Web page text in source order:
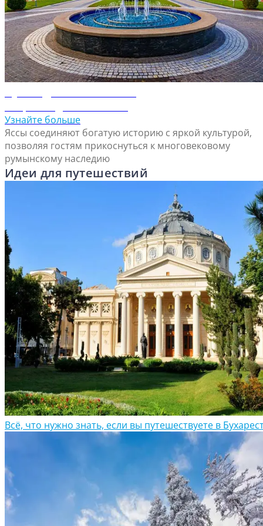
Узнайте больше
Яссы соединяют богатую историю с яркой культурой,
позволяя гостям прикоснуться к многовековому
румынскому наследию
Идеи для путешествий
Всё, что нужно знать, если вы путешествуете в